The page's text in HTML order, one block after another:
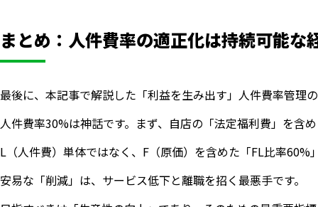
まとめ：人件費率の適正化は持続可能な
最後に、本記事で解説した「利益を生み出す」人件費率管理
人件費率30%は神話です。まず、自店の「法定福利費」を含
L（人件費）単体ではなく、F（原価）を含めた「FL比率
安易な「削減」は、サービス低下と離職を招く最悪手です。
いますぐ無料登録